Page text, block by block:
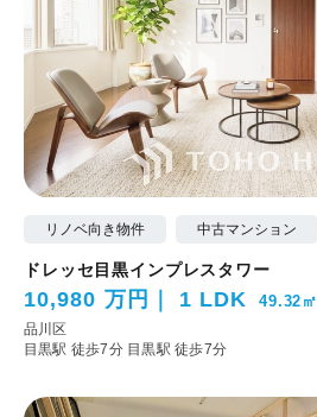
リノベ向き物件 中古マンション
ドレッセ目黒インプレスタワー
10,980 万円 1 LDK 49.32㎡
品川区
目黒駅 徒歩7分 目黒駅 徒歩7分